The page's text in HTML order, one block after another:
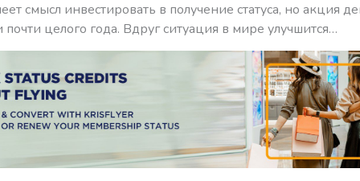
смысл инвестировать в получение статуса, но акция
целого года. Вдруг ситуация в мире улучшится…